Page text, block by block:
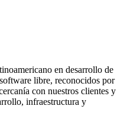
en desarrollo de
libre, reconocidos por
con nuestros clientes y
infraestructura y